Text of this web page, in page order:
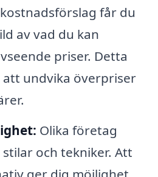
får du
av vad du kan
priser. Detta
att undvika överpriser
Olika företag
och tekniker. Att